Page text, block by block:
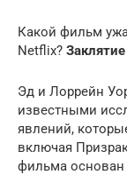
Какой фильм
Netflix?
Эд и Лоррейн
известными
явлений,
включая
фильма основан